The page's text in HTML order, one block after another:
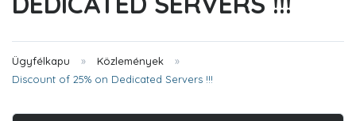
Ügyfélkapu
Közlemények
Discount of 25% on Dedicated Servers !!!